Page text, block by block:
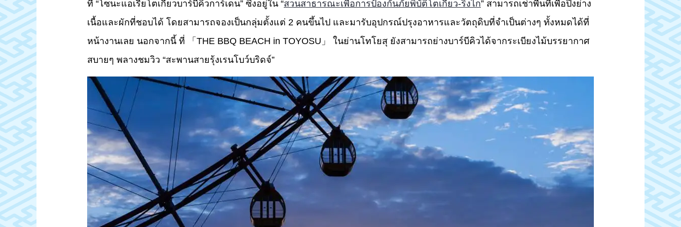
ที่ “โซนะแอเรียโตเกียวบาร์บีคิวการ์เดน” ซึ่งอยู่ใน “สวนสาธารณะเพื่อการป้องกันภัยพิบัติโตเกียว-ริงไก” สามารถเช่าพื้นที่เพื่อปิ้งย่าง
เนื้อและผักที่ชอบได้ โดยสามารถจองเป็นกลุ่มตั้งแต่ 2 คนขึ้นไป และมารับอุปกรณ์ปรุงอาหารและวัตถุดิบที่จำเป็นต่างๆ ทั้งหมดได้ที่
หน้างานเลย นอกจากนี้ ที่ 「THE BBQ BEACH in TOYOSU」 ในย่านโทโยสุ ยังสามารถย่างบาร์บีคิวได้จากระเบียงไม้บรรยากาศ
สบายๆ พลางชมวิว “สะพานสายรุ้งเรนโบว์บริดจ์”